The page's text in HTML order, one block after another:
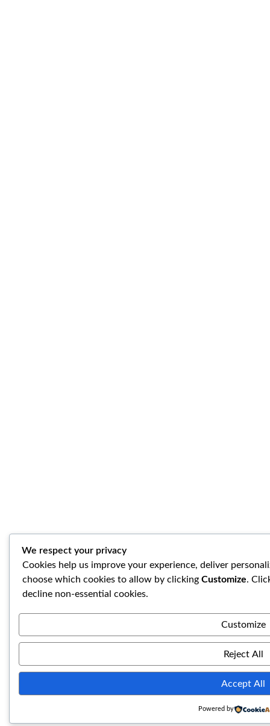
We respect your privacy
Cookies help us improve your experience, deliver
choose which cookies to allow by clicking Customize.
decline non-essential cookies.
Customize
Reject All
Accept All
Powered by